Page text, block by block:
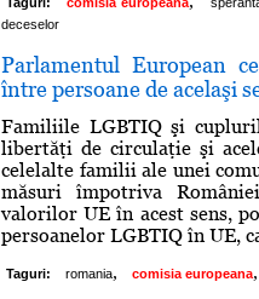
deceselor
Parlamentul European
între persoane de acelaşi
Familiile LGBTIQ şi
libertăţi de circulaţie şi
celelalte familii ale unei
măsuri împotriva
valorilor UE în acest sens,
persoanelor LGBTIQ în UE,
Taguri: romania, comisia europeana,